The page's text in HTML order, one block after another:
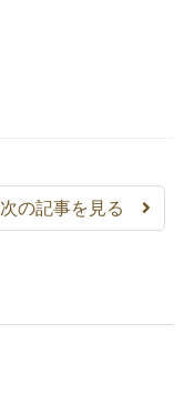
次の記事を見る